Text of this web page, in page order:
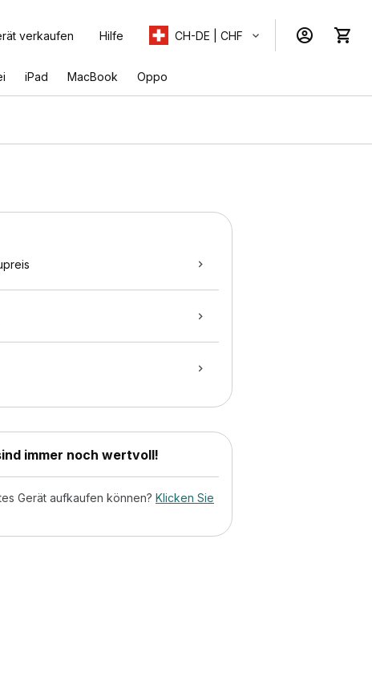
verkaufen Hilfe CH-DE | CHF
iPad MacBook Oppo
immer noch wertvoll!
Gerät aufkaufen können? Klicken Sie